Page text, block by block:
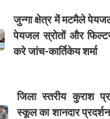
जुन्गा क्षेत्र में मटमैले
पेयजल स्रोतों और
करे जांच-कार्तिकेय शर्मा
जिला स्तरीय कुराश
स्कूल का शानदार